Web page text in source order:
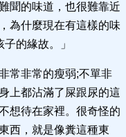
聞的味道，也很難靠近
為什麼現在有這樣的味
的緣故。」
常非常的瘦弱;不單非
上都沾滿了屎跟尿的這
想待在家裡。很奇怪的
西，就是像糞這種東